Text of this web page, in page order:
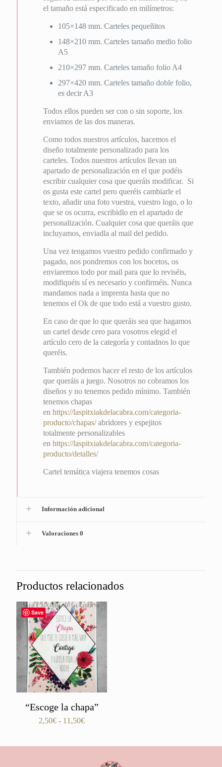
el tamaño está especificado en milímetros:
105×148 mm. Carteles pequeñitos
148×210 mm. Carteles tamaño medio folio
A5
210×297 mm. Carteles tamaño folio A4
297×420 mm. Carteles tamaño doble folio,
es decir A3
Todos ellos pueden ser con o sin soporte, los
enviamos de las dos maneras.
Como todos nuestros artículos, hacemos el
diseño totalmente personalizado para los
carteles. Todos nuestros artículos llevan un
apartado de personalización en el que podéis
escribir cualquier cosa que queráis modificar. Si
os gusta este cartel pero queréis cambiarle el
texto, añadir una foto vuestra, vuestro logo, o lo
que se os ocurra, escribidlo en el apartado de
personalización. Cualquier cosa que queráis que
incluyamos, enviadla al mail del pedido.
Una vez tengamos vuestro pedido confirmado y
pagado, nos pondremos con los bocetos, os
enviaremos todo por mail para que lo reviséis,
modifiquéis sí es necesario y confirméis. Nunca
mandamos nada a imprenta hasta que no
tenemos el Ok de que todo está a vuestro gusto.
En caso de que lo que queráis sea que hagamos
un cartel desde cero para vosotros elegid el
artículo cero de la categoría y contadnos lo que
queréis.
También podemos hacer el resto de los artículos
que queráis a juego. Nosotros no cobramos los
diseños y no tenemos pedido mínimo. También
tenemos chapas
enhttps://laspitxiakdelacabra.com/categoria-
producto/chapas/abridores y espejitos
totalmente personalizables
enhttps://laspitxiakdelacabra.com/categoria-
producto/detalles/
Cartel temática viajera tenemos cosas
Información adicional
Valoraciones 0
Productos relacionados
Save
“Escoge la chapa”
2,50€ - 11,50€Rango